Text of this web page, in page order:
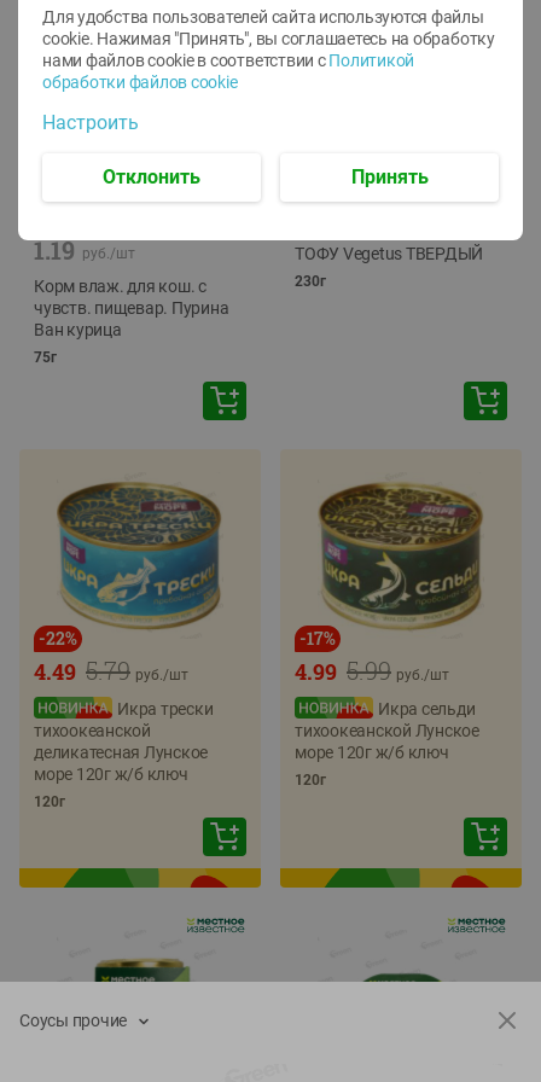
1.19 руб./шт
Корм влаж. для кош. с
чувств. пищевар. Пурина
Ван курица
75г
ТОФУ Vegetus ТВЕРДЫЙ
230г
-22%
5.79
4.49 руб./шт
Икра трески
тихоокеанской
деликатесная Лунское
море 120г ж/б ключ
120г
-17%
5.99
4.99 руб./шт
Икра сельди
тихоокеанской Лунское
море 120г ж/б ключ
120г
Соусы прочие
Для удобства пользователей сайта используются файлы
cookie. Нажимая "Принять", вы соглашаетесь на обработку
нами файлов cookie в соответствии с Политикой
обработки файлов cookie
Настроить
Отклонить Принять